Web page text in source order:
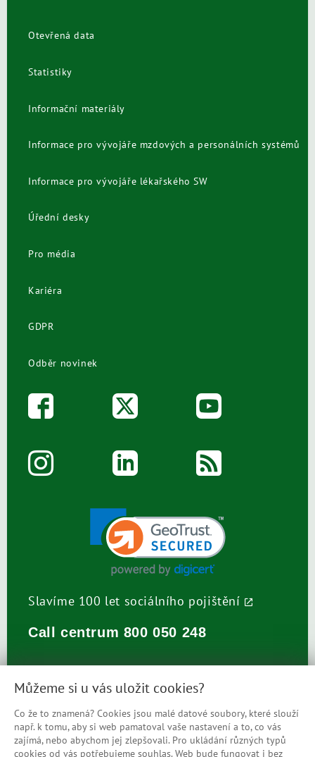
Otevřená data
Statistiky
Informační materiály
Informace pro vývojáře mzdových a personálních systémů
Informace pro vývojáře lékařského SW
Úřední desky
Pro média
Kariéra
GDPR
Odběr novinek
Slavíme 100 let sociálního pojištění
Call centrum 800 050 248
Prohlášení o přístupnosti
Můžeme si u vás uložit cookies?
Co že to znamená? Cookies jsou malé datové soubory, které slouží
např. k tomu, aby si web pamatoval vaše nastavení a to, co vás
zajímá, nebo abychom jej zlepšovali. Pro ukládání různých typů
cookies od vás potřebujeme souhlas. Web bude fungovat i bez